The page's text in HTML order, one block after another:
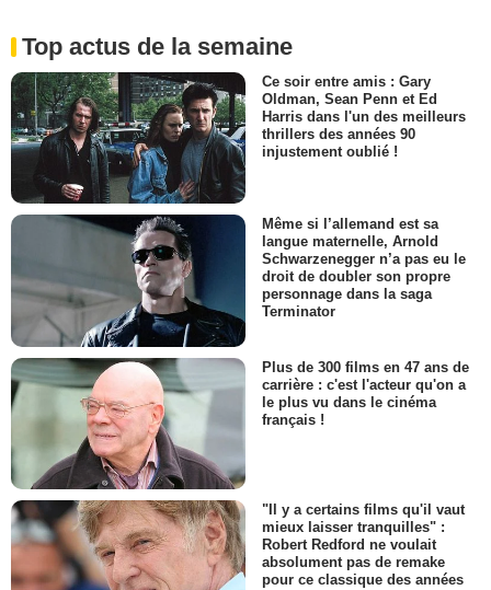
Top actus de la semaine
Ce soir entre amis : Gary
Oldman, Sean Penn et Ed
Harris dans l'un des meilleurs
thrillers des années 90
injustement oublié !
Même si l’allemand est sa
langue maternelle, Arnold
Schwarzenegger n’a pas eu le
droit de doubler son propre
personnage dans la saga
Terminator
Plus de 300 films en 47 ans de
carrière : c'est l'acteur qu'on a
le plus vu dans le cinéma
français !
"Il y a certains films qu'il vaut
mieux laisser tranquilles" :
Robert Redford ne voulait
absolument pas de remake
pour ce classique des années